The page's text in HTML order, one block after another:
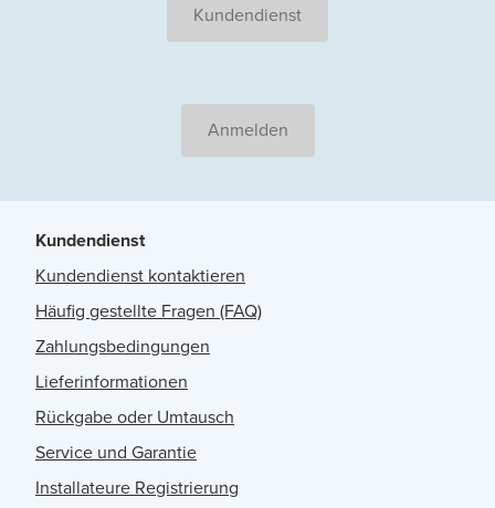
Kundendienst
Anmelden
Kundendienst
Kundendienst kontaktieren
Häufig gestellte Fragen (FAQ)
Zahlungsbedingungen
Lieferinformationen
Rückgabe oder Umtausch
Service und Garantie
Installateure Registrierung